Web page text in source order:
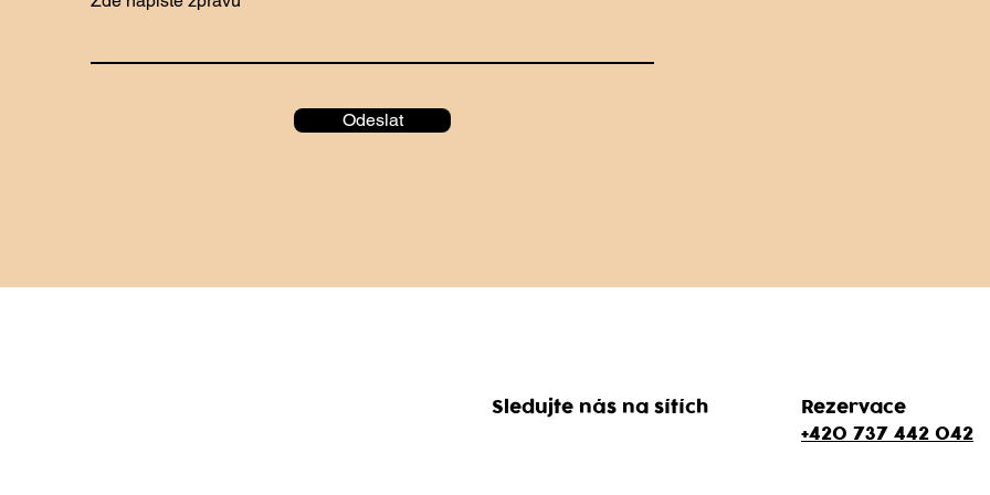
Odeslat
Sledujte nás na sítích
Rezervace
+420 737 442 042